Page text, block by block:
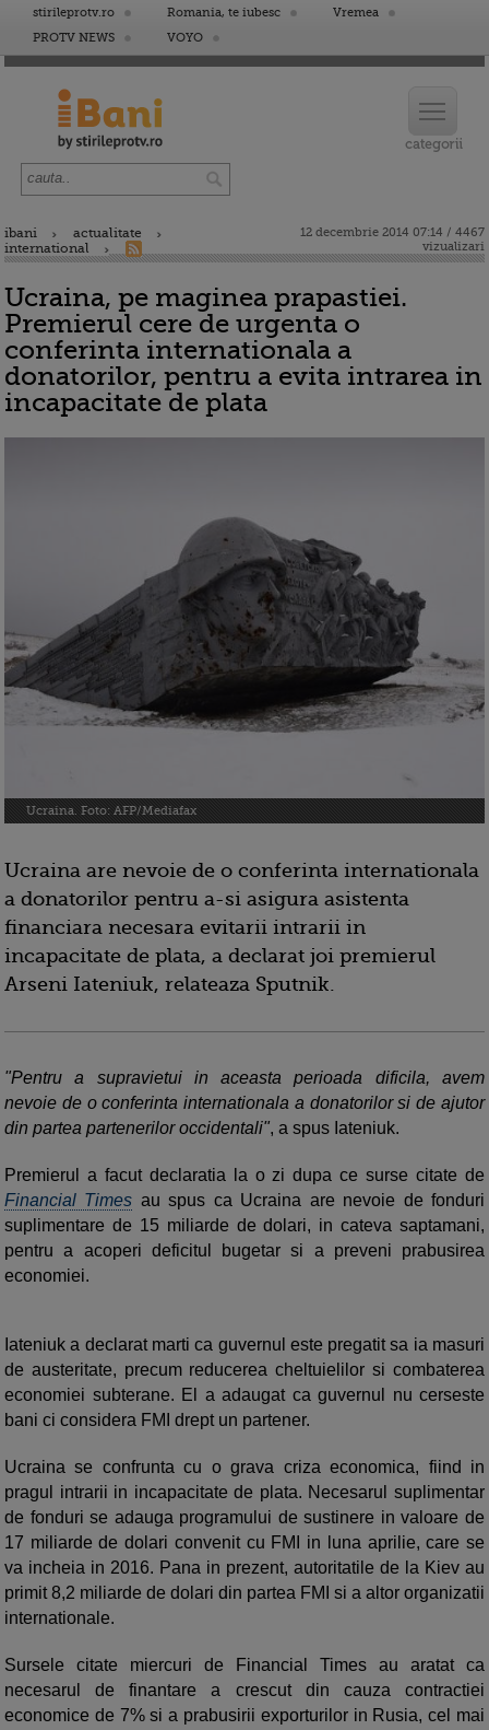
stirileprotv.ro Romania, te iubesc
Vremea
PROTV NEWS
VOYO
ibani
actualitate
international
12 decembrie 2014 07:14 / 4467
vizualizari
Ucraina, pe maginea prapastiei.
Premierul cere de urgenta o
conferinta internationala a
donatorilor, pentru a evita intrarea in
incapacitate de plata
Ucraina. Foto: AFP/Mediafax
Ucraina are nevoie de o conferinta internationala
a donatorilor pentru a-si asigura asistenta
financiara necesara evitarii intrarii in
incapacitate de plata, a declarat joi premierul
Arseni Iateniuk, relateaza Sputnik.
"Pentru a supravietui in aceasta perioada dificila, avem
nevoie de o conferinta internationala a donatorilor si de ajutor
din partea partenerilor occidentali", a spus Iateniuk.
Premierul a facut declaratia la o zi dupa ce surse citate de
Financial Times au spus ca Ucraina are nevoie de fonduri
suplimentare de 15 miliarde de dolari, in cateva saptamani,
pentru a acoperi deficitul bugetar si a preveni prabusirea
economiei.
Iateniuk a declarat marti ca guvernul este pregatit sa ia masuri
de austeritate, precum reducerea cheltuielilor si combaterea
economiei subterane. El a adaugat ca guvernul nu cerseste
bani ci considera FMI drept un partener.
Ucraina se confrunta cu o grava criza economica, fiind in
pragul intrarii in incapacitate de plata. Necesarul suplimentar
de fonduri se adauga programului de sustinere in valoare de
17 miliarde de dolari convenit cu FMI in luna aprilie, care se
va incheia in 2016. Pana in prezent, autoritatile de la Kiev au
primit 8,2 miliarde de dolari din partea FMI si a altor organizatii
internationale.
Sursele citate miercuri de Financial Times au aratat ca
necesarul de finantare a crescut din cauza contractiei
economice de 7% si a prabusirii exporturilor in Rusia, cel mai